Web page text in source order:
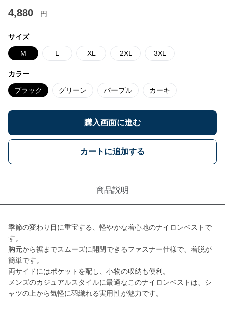
4,880 円
サイズ
M L XL 2XL 3XL
カラー
ブラック グリーン パープル カーキ
購入画面に進む
カートに追加する
商品説明
季節の変わり目に重宝する、軽やかな着心地のナイロンベストで
す。
胸元から裾までスムーズに開閉できるファスナー仕様で、着脱が
簡単です。
両サイドにはポケットを配し、小物の収納も便利。
メンズのカジュアルスタイルに最適なこのナイロンベストは、シ
ャツの上から気軽に羽織れる実用性が魅力です。